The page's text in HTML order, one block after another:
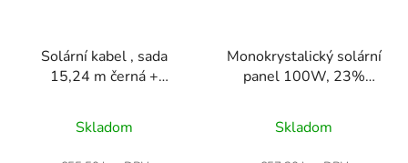
Solární kabel , sada
15,24 m černá +
kabel pro solární panely
10 AWG (6 mm²),
pocínovaný měděný drát
Skladom
Monokrystalický solární
panel 100W, 23%
monofóliový
fotovoltaický modul se
stabilním výstupem
Skladom